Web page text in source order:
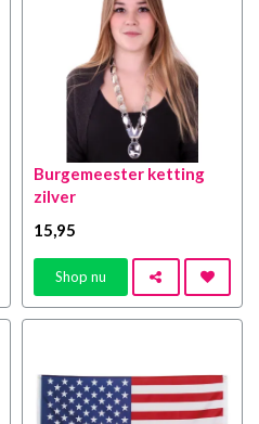
Burgemeester ketting
zilver
15,95
Shop nu